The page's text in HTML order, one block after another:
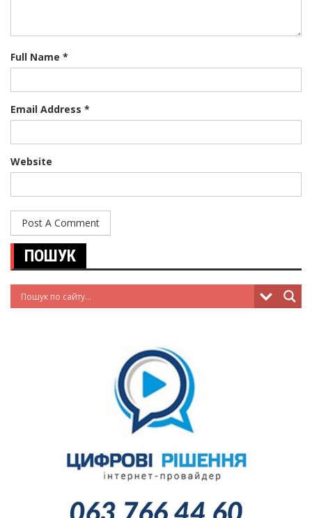
Full Name *
Email Address *
Website
ПОШУК